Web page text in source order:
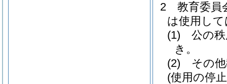
2
教育委員
は使用し
(1)
公の
き。
(2)
その
(使用の停